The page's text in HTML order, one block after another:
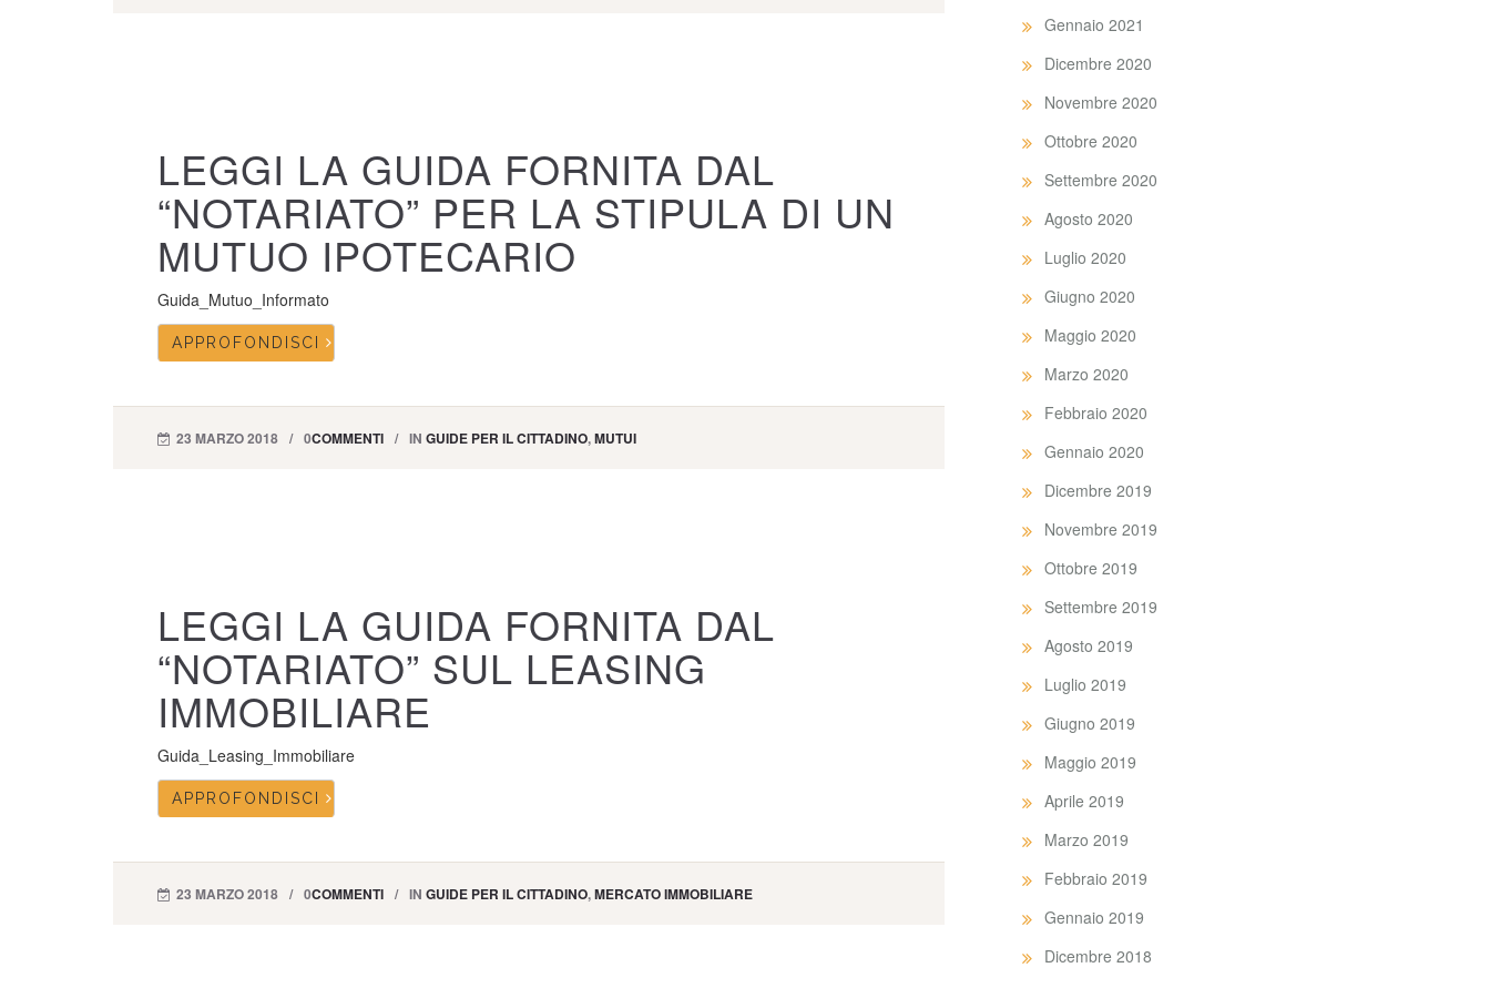
LEGGI LA GUIDA FORNITA DAL
“NOTARIATO” PER LA STIPULA DI UN
MUTUO IPOTECARIO
Guida_Mutuo_Informato
APPROFONDISCI
23 MARZO 2018 0COMMENTI IN GUIDE PER IL CITTADINO,MUTUI
LEGGI LA GUIDA FORNITA DAL
“NOTARIATO” SUL LEASING
IMMOBILIARE
Guida_Leasing_Immobiliare
APPROFONDISCI
23 MARZO 2018 0COMMENTI IN GUIDE PER IL CITTADINO,MERCATO IMMOBILIARE
Gennaio 2021
Dicembre 2020
Novembre 2020
Ottobre 2020
Settembre 2020
Agosto 2020
Luglio 2020
Giugno 2020
Maggio 2020
Marzo 2020
Febbraio 2020
Gennaio 2020
Dicembre 2019
Novembre 2019
Ottobre 2019
Settembre 2019
Agosto 2019
Luglio 2019
Giugno 2019
Maggio 2019
Aprile 2019
Marzo 2019
Febbraio 2019
Gennaio 2019
Dicembre 2018